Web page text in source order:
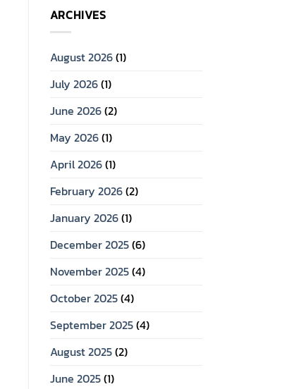
ARCHIVES
August 2026(1)
July 2026(1)
June 2026(2)
May 2026(1)
April 2026(1)
February 2026(2)
January 2026(1)
December 2025(6)
November 2025(4)
October 2025(4)
September 2025(4)
August 2025(2)
June 2025(1)